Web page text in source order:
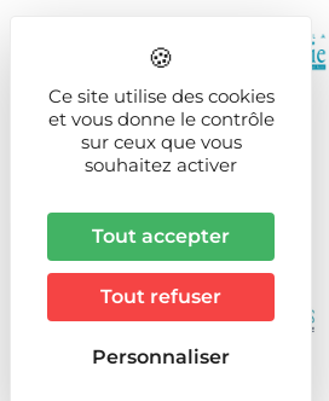
Ce site utilise des cookies
et vous donne le contrôle
sur ceux que vous
souhaitez activer
Tout accepter
Tout refuser
Personnaliser